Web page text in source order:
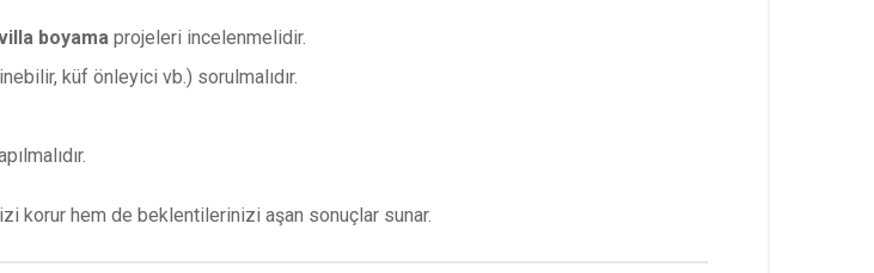
boyama projeleri incelenmelidir.
küf önleyici vb.) sorulmalıdır.
korur hem de beklentilerinizi aşan sonuçlar sunar.